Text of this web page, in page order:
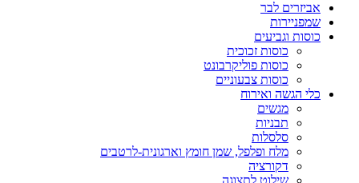
אביזרים לבר
שמפניירות
כוסות וגביעים
כוסות זכוכית
כוסות פוליקרבונט
כוסות צבעוניים
כלי הגשה ואירוח
מגשים
תבניות
סלסלות
מלח ופלפל, שמן חומץ וארגונית-לרטבים
דקורציה
שילוט לתצוגה